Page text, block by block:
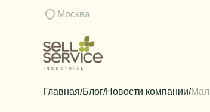
Москва
Главная/Блог/Новости компании/